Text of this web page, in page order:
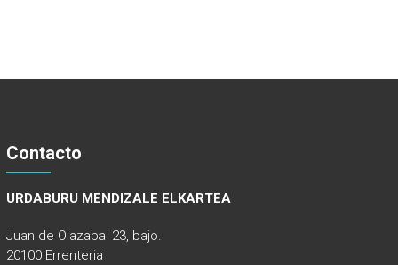
Contacto
URDABURU MENDIZALE ELKARTEA
Juan de Olazabal 23, bajo.
20100 Errenteria